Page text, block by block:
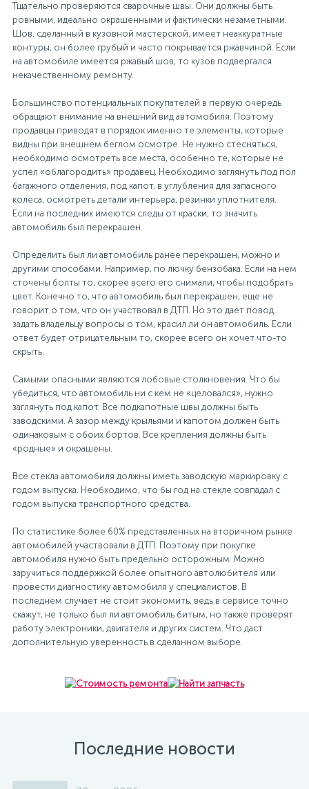
Тщательно проверяются сварочные швы. Они должны быть
ровными, идеально окрашенными и фактически незаметными.
Шов, сделанный в кузовной мастерской, имеет неаккуратные
контуры, он более грубый и часто покрывается ржавчиной. Если
на автомобиле имеется ржавый шов, то кузов подвергался
некачественному ремонту.
Большинство потенциальных покупателей в первую очередь
обращают внимание на внешний вид автомобиля. Поэтому
продавцы приводят в порядок именно те элементы, которые
видны при внешнем беглом осмотре. Не нужно стесняться,
необходимо осмотреть все места, особенно те, которые не
успел «облагородить» продавец. Необходимо заглянуть под пол
багажного отделения, под капот, в углубления для запасного
колеса, осмотреть детали интерьера, резинки уплотнителя.
Если на последних имеются следы от краски, то значить
автомобиль был перекрашен.
Определить был ли автомобиль ранее перекрашен, можно и
другими способами. Например, по лючку бензобака. Если на нем
сточены болты то, скорее всего его снимали, чтобы подобрать
цвет. Конечно то, что автомобиль был перекрашен, еще не
говорит о том, что он участвовал в ДТП. Но это дает повод
задать владельцу вопросы о том, красил ли он автомобиль. Если
ответ будет отрицательным то, скорее всего он хочет что-то
скрыть.
Самыми опасными являются лобовые столкновения. Что бы
убедиться, что автомобиль ни с кем не «целовался», нужно
заглянуть под капот. Все подкапотные швы должны быть
заводскими. А зазор между крыльями и капотом должен быть
одинаковым с обоих бортов. Все крепления должны быть
«родные» и окрашены.
Все стекла автомобиля должны иметь заводскую маркировку с
годом выпуска. Необходимо, что бы год на стекле совпадал с
годом выпуска транспортного средства.
По статистике более 60% представленных на вторичном рынке
автомобилей участвовали в ДТП. Поэтому при покупке
автомобиля нужно быть предельно осторожным. Можно
заручиться поддержкой более опытного автолюбителя или
провести диагностику автомобиля у специалистов. В
последнем случает не стоит экономить, ведь в сервисе точно
скажут, не только был ли автомобиль битым, но также проверят
работу электроники, двигателя и других систем. Что даст
дополнительную уверенность в сделанном выборе.
Последние новости